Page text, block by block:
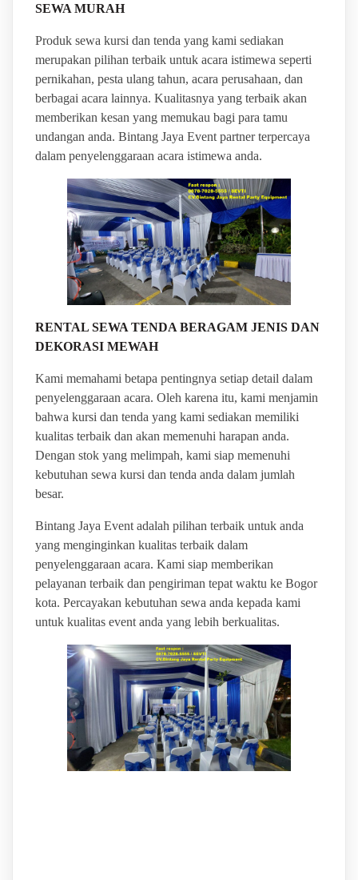
SEWA MURAH
Produk sewa kursi dan tenda yang kami sediakan
merupakan pilihan terbaik untuk acara istimewa seperti
pernikahan, pesta ulang tahun, acara perusahaan, dan
berbagai acara lainnya. Kualitasnya yang terbaik akan
memberikan kesan yang memukau bagi para tamu
undangan anda. Bintang Jaya Event partner terpercaya
dalam penyelenggaraan acara istimewa anda.
RENTAL SEWA TENDA BERAGAM JENIS DAN
DEKORASI MEWAH
Kami memahami betapa pentingnya setiap detail dalam
penyelenggaraan acara. Oleh karena itu, kami menjamin
bahwa kursi dan tenda yang kami sediakan memiliki
kualitas terbaik dan akan memenuhi harapan anda.
Dengan stok yang melimpah, kami siap memenuhi
kebutuhan sewa kursi dan tenda anda dalam jumlah
besar.
Bintang Jaya Event adalah pilihan terbaik untuk anda
yang menginginkan kualitas terbaik dalam
penyelenggaraan acara. Kami siap memberikan
pelayanan terbaik dan pengiriman tepat waktu ke Bogor
kota. Percayakan kebutuhan sewa anda kepada kami
untuk kualitas event anda yang lebih berkualitas.